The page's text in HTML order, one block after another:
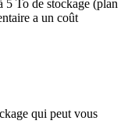
5 To de stockage (plan
a un coût
qui peut vous